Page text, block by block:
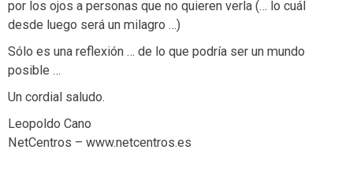
por los ojos a personas que no quieren verla (… lo cuál
desde luego será un milagro …)
Sólo es una reflexión … de lo que podría ser un mundo
posible …
Un cordial saludo.
Leopoldo Cano
NetCentros – www.netcentros.es